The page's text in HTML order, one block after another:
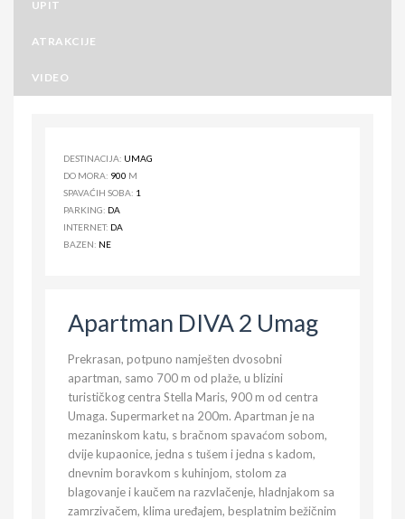
UPIT
ATRAKCIJE
VIDEO
DESTINACIJA: UMAG
DO MORA: 900 M
SPAVAĆIH SOBA: 1
PARKING: DA
INTERNET: DA
BAZEN: NE
Apartman DIVA 2 Umag
Prekrasan, potpuno namješten dvosobni
apartman, samo 700 m od plaže, u blizini
turističkog centra Stella Maris, 900 m od centra
Umaga. Supermarket na 200m. Apartman je na
mezaninskom katu, s bračnom spavaćom sobom,
dvije kupaonice, jedna s tušem i jedna s kadom,
dnevnim boravkom s kuhinjom, stolom za
blagovanje i kaučem na razvlačenje, hladnjakom sa
zamrzivačem, klima uređajem, besplatnim bežičnim